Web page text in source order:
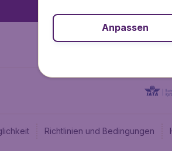
Richtlinien und Bedingungen
Anpassen